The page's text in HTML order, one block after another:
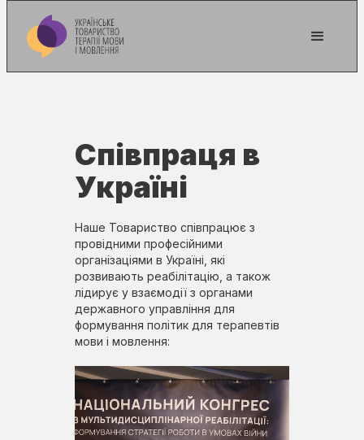
Співпраця в
Україні
Наше Товариство співпрацює з
провідними професійними
організаціями в Україні, які
розвивають реабілітацію, а також
лідирує у взаємодії з органами
державного управління для
формування політик для терапевтів
мови і мовлення: